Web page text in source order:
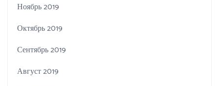
Ноябрь 2019
Октябрь 2019
Сентябрь 2019
Август 2019